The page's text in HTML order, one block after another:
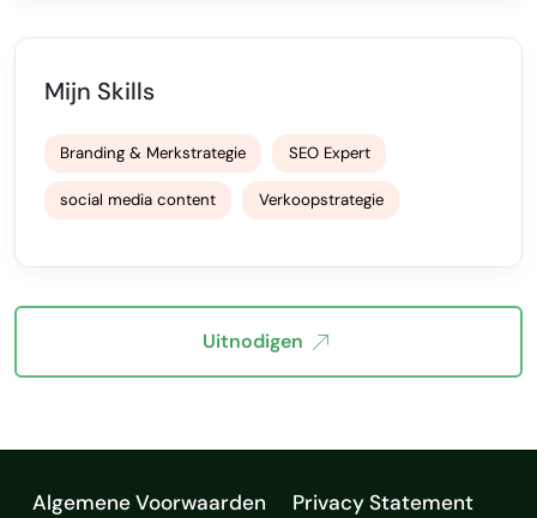
Mijn Skills
Branding & Merkstrategie SEO Expert
social media content Verkoopstrategie
Uitnodigen
Algemene Voorwaarden
Privacy Statement